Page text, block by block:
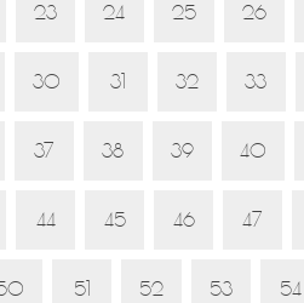
23 24 25 26
30 31 32 33
37 38 39 40
44 45 46 47
51 52 53 54